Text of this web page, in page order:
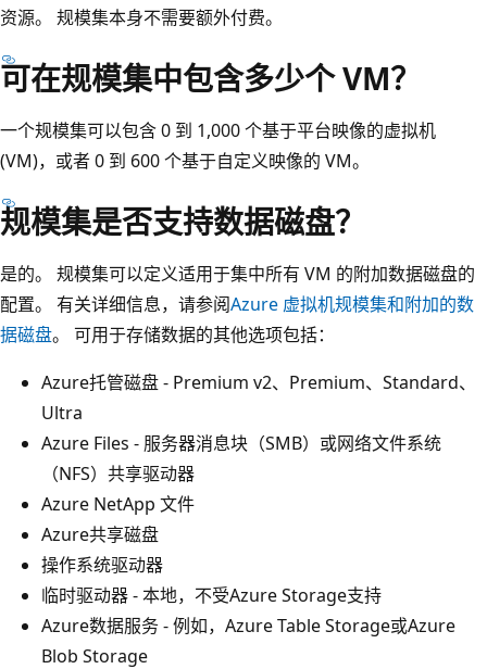
资源。 规模集本身不需要额外付费。
可在规模集中包含多少个 VM？
一个规模集可以包含 0 到 1,000 个基于平台映像的虚拟机
(VM)，或者 0 到 600 个基于自定义映像的 VM。
规模集是否支持数据磁盘？
是的。 规模集可以定义适用于集中所有 VM 的附加数据磁盘的
配置。 有关详细信息，请参阅Azure 虚拟机规模集和附加的数
据磁盘。 可用于存储数据的其他选项包括：
Azure托管磁盘 - Premium v2、Premium、Standard、
Ultra
Azure Files - 服务器消息块（SMB）或网络文件系统
（NFS）共享驱动器
Azure NetApp 文件
Azure共享磁盘
操作系统驱动器
临时驱动器 - 本地，不受Azure Storage支持
Azure数据服务 - 例如，Azure Table Storage或Azure
Blob Storage